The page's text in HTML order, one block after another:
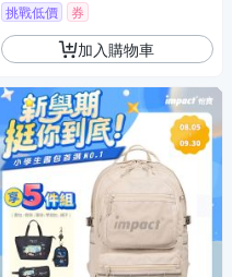
挑戰低價 券
加入購物車